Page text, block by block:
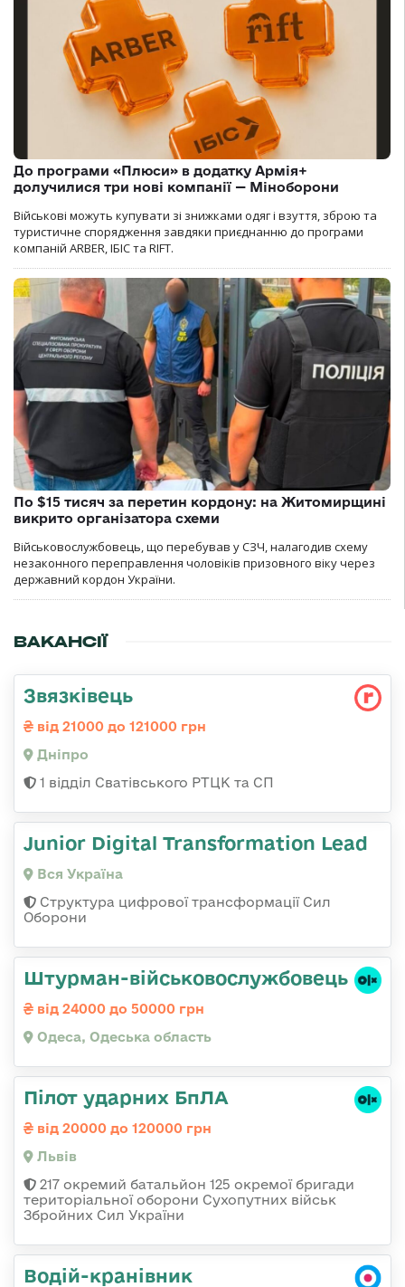
До програми «Плюси» в додатку Армія+
долучилися три нові компанії — Міноборони
Військові можуть купувати зі знижками одяг і взуття, зброю та
туристичне спорядження завдяки приєднанню до програми
компаній ARBER, ІБІС та RIFT.
По $15 тисяч за перетин кордону: на Житомирщині
викрито організатора схеми
Військовослужбовець, що перебував у СЗЧ, налагодив схему
незаконного переправлення чоловіків призовного віку через
державний кордон України.
ВАКАНСІЇ
Звязківець
від 21000 до 121000 грн
Дніпро
1 відділ Сватівського РТЦК та СП
Junior Digital Transformation Lead
Вся Україна
Структура цифрової трансформації Сил
Оборони
Штурман-військовослужбовець
від 24000 до 50000 грн
Одеса, Одеська область
Пілот ударних БпЛА
від 20000 до 120000 грн
Львів
217 окремий батальйон 125 окремої бригади
територіальної оборони Сухопутних військ
Збройних Сил України
Водій-кранівник